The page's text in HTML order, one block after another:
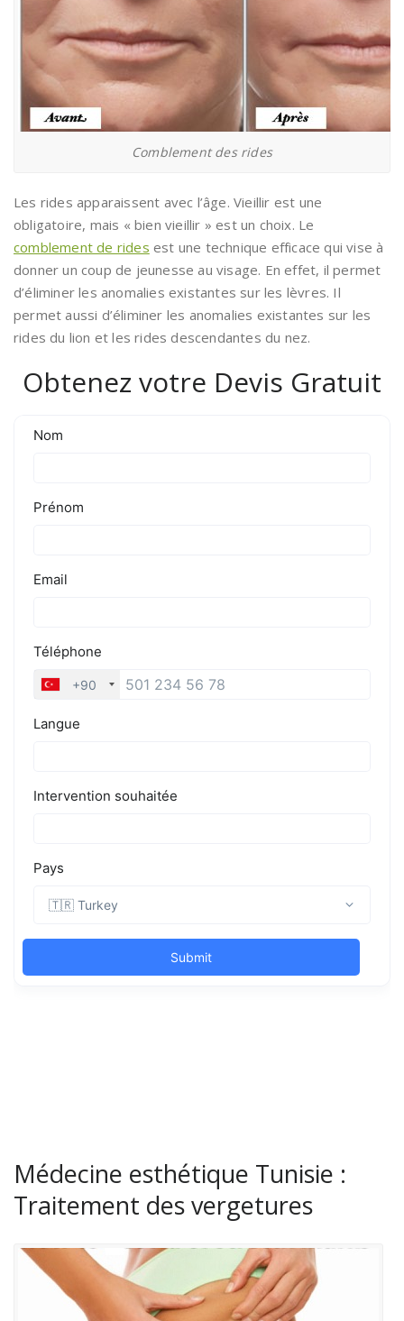
Comblement des rides
Les rides apparaissent avec l’âge. Vieillir est une
obligatoire, mais « bien vieillir » est un choix. Le
comblement de rides est une technique efficace qui vise à
donner un coup de jeunesse au visage. En effet, il permet
d’éliminer les anomalies existantes sur les lèvres. Il
permet aussi d’éliminer les anomalies existantes sur les
rides du lion et les rides descendantes du nez.
Obtenez votre Devis Gratuit
Médecine esthétique Tunisie :
Traitement des vergetures